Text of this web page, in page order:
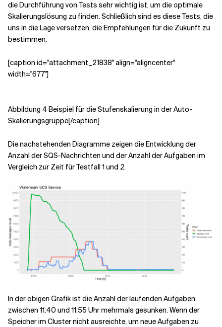
die Durchführung von Tests sehr wichtig ist, um die optimale
Skalierungslösung zu finden. Schließlich sind es diese Tests, die
uns in die Lage versetzen, die Empfehlungen für die Zukunft zu
bestimmen.
[caption id="attachment_21838" align="aligncenter"
width="677"]
Abbildung 4 Beispiel für die Stufenskalierung in der Auto-
Skalierungsgruppe[/caption]
Die nachstehenden Diagramme zeigen die Entwicklung der
Anzahl der SQS-Nachrichten und der Anzahl der Aufgaben im
Vergleich zur Zeit für Testfall 1 und 2.
In der obigen Grafik ist die Anzahl der laufenden Aufgaben
zwischen 11:40 und 11:55 Uhr mehrmals gesunken. Wenn der
Speicher im Cluster nicht ausreichte, um neue Aufgaben zu